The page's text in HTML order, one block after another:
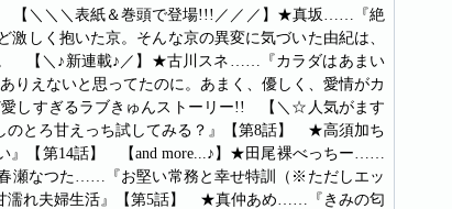
【＼＼＼表紙＆巻頭で登場!!!／／／】★真坂……『絶
しく抱いた京。そんな京の異変に気づいた由紀は、
【＼♪新連載♪／】★古川スネ……『カラダはあまい
りえないと思ってたのに。あまく、優しく、愛情がカ
しすぎるラブきゅんストーリー!! 【＼☆人気がます
とろ甘えっち試してみる？』【第8話】 ★高須加ち
』【第14話】 【and more...♪】★田尾裸べっちー……
瀬なつた……『お堅い常務と幸せ特訓（※ただしエッ
濡れ夫婦生活』【第5話】 ★真仲あめ……『きみの匂